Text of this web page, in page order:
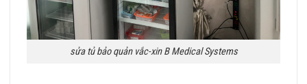
sửa tủ bảo quản vắc-xin B Medical Systems